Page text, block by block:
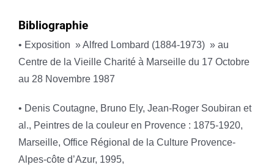
Bibliographie
• Exposition » Alfred Lombard (1884-1973) » au
Centre de la Vieille Charité à Marseille du 17 Octobre
au 28 Novembre 1987
• Denis Coutagne, Bruno Ely, Jean-Roger Soubiran et
al., Peintres de la couleur en Provence : 1875-1920,
Marseille, Office Régional de la Culture Provence-
Alpes-côte d’Azur, 1995,